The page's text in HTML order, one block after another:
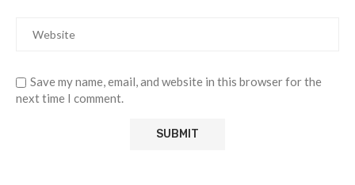
Save my name, email, and website in this browser for the
next time I comment.